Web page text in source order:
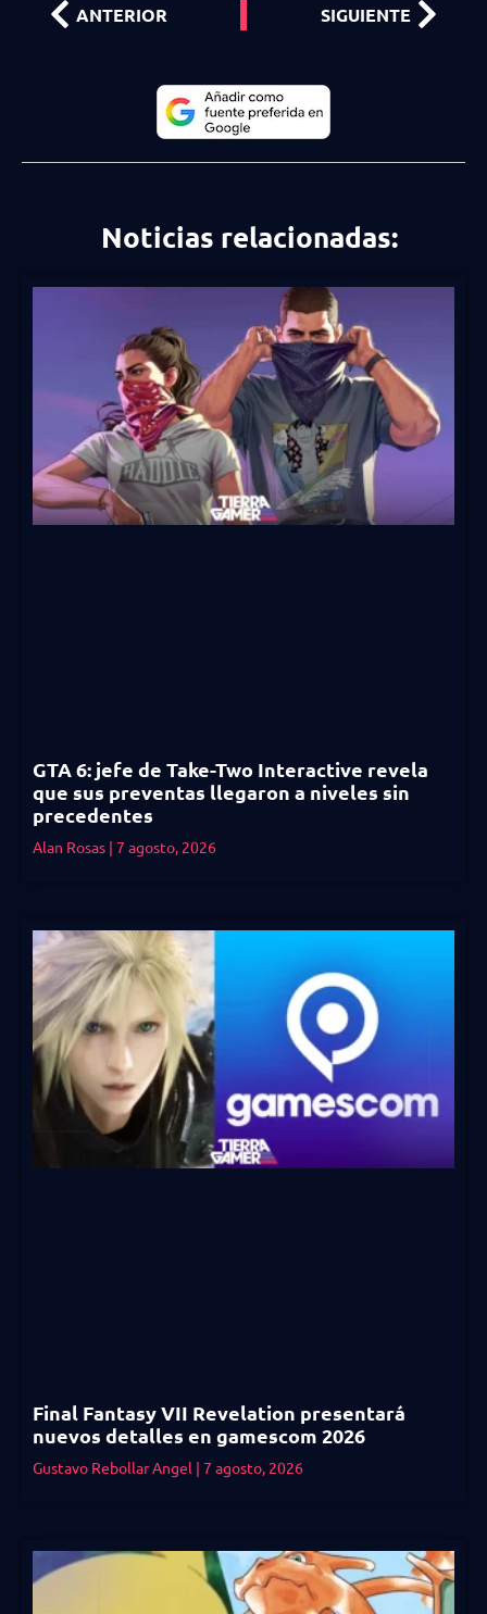
ANTERIOR SIGUIENTE
Noticias relacionadas:
GTA 6: jefe de Take-Two Interactive revela
que sus preventas llegaron a niveles sin
precedentes
Alan Rosas 7 agosto, 2026
Final Fantasy VII Revelation presentará
nuevos detalles en gamescom 2026
Gustavo Rebollar Angel 7 agosto, 2026